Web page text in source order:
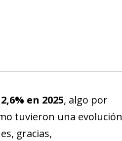
en 2025, algo por
tuvieron una evolución
gracias,